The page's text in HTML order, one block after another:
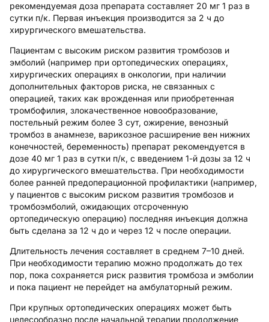
рекомендуемая доза препарата составляет 20 мг 1 раз в
сутки п/к. Первая инъекция производится за 2 ч до
хирургического вмешательства.
Пациентам с высоким риском развития тромбозов и
эмболий (например при ортопедических операциях,
хирургических операциях в онкологии, при наличии
дополнительных факторов риска, не связанных с
операцией, таких как врожденная или приобретенная
тромбофилия, злокачественное новообразование,
постельный режим более 3 сут, ожирение, венозный
тромбоз в анамнезе, варикозное расширение вен нижних
конечностей, беременность) препарат рекомендуется в
дозе 40 мг 1 раз в сутки п/к, с введением 1-й дозы за 12 ч
до хирургического вмешательства. При необходимости
более ранней предоперационной профилактики (например,
у пациентов с высоким риском развития тромбозов и
тромбоэмболий, ожидающих отсроченную
ортопедическую операцию) последняя инъекция должна
быть сделана за 12 ч до и через 12 ч после операции.
Длительность лечения составляет в среднем 7–10 дней.
При необходимости терапию можно продолжать до тех
пор, пока сохраняется риск развития тромбоза и эмболии
и пока пациент не перейдет на амбулаторный режим.
При крупных ортопедических операциях может быть
целесообразно после начальной терапии продолжение